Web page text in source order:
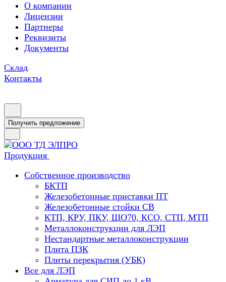
О компании
Лицензии
Партнеры
Реквизиты
Документы
Склад
Контакты
Получить предложение
Продукция
Собственное производство
БКТП
Железобетонные приставки ПТ
Железобетонные стойки СВ
КТП, КРУ, ПКУ, ЩО70, КСО, СТП, МТП
Металлоконструкции для ЛЭП
Нестандартные металлоконструкции
Плита ПЗК
Плиты перекрытия (УБК)
Все для ЛЭП